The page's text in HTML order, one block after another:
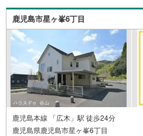
（約1160m）・広木小学校
原中学校まで徒歩22分（約
物件があれば、遠慮なくお
ーンのご相談、資金計画、
談・査定も無料で受付中
中央の南日本ハウスにお任
鹿児島市星ヶ峯6丁目
鹿児島本線 「広木」駅 徒歩24分
鹿児島県鹿児島市星ヶ峯6丁目